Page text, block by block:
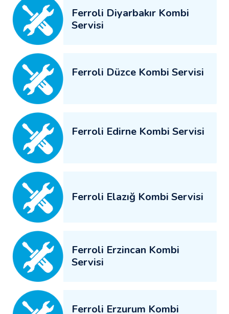
Ferroli Diyarbakır Kombi
Servisi
Ferroli Düzce Kombi Servisi
Ferroli Edirne Kombi Servisi
Ferroli Elazığ Kombi Servisi
Ferroli Erzincan Kombi
Servisi
Ferroli Erzurum Kombi